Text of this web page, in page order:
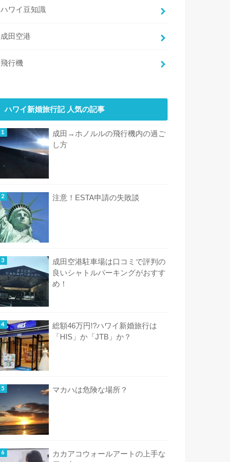
ハワイ豆知識
成田空港
飛行機
ハワイ新婚旅行記 人気の記事
成田→ホノルルの飛行機内の過ご
し方
注意！ESTA申請の失敗談
成田空港駐車場は口コミで評判の
良いシャトルパーキングがおすす
め！
総額46万円!?ハワイ新婚旅行は
「HIS」か「JTB」か？
マカハは危険な場所？
カカアコウォールアートの上手な